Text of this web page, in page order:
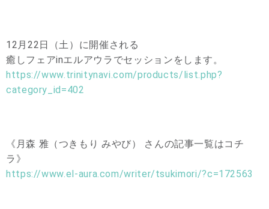
12月22日（土）に開催される
癒しフェアinエルアウラでセッションをします。
https://www.trinitynavi.com/products/list.php?
category_id=402
《月森 雅（つきもり みやび） さんの記事一覧はコチ
ラ》
https://www.el-aura.com/writer/tsukimori/?c=172563